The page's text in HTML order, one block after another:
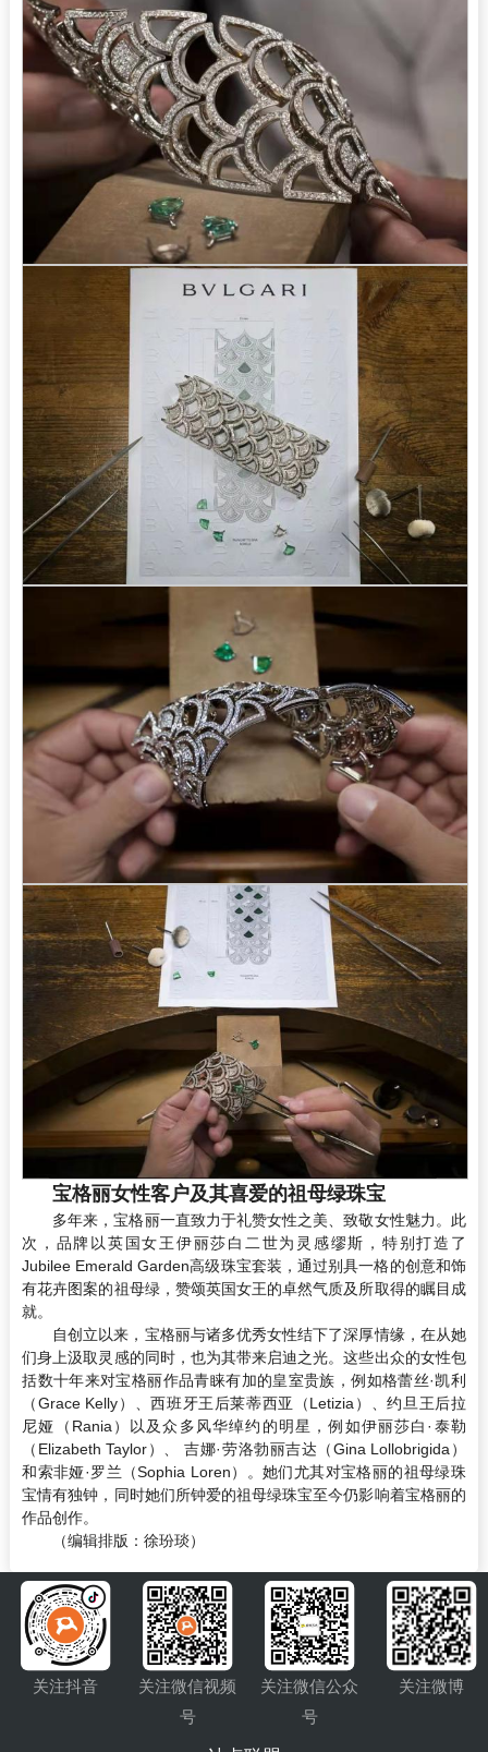
宝格丽女性客户及其喜爱的祖母绿珠宝
多年来，宝格丽一直致力于礼赞女性之美、致敬女性魅力。此
次，品牌以英国女王伊丽莎白二世为灵感缪斯，特别打造了
Jubilee Emerald Garden高级珠宝套装，通过别具一格的创意和饰
有花卉图案的祖母绿，赞颂英国女王的卓然气质及所取得的瞩目成
就。
自创立以来，宝格丽与诸多优秀女性结下了深厚情缘，在从她
们身上汲取灵感的同时，也为其带来启迪之光。这些出众的女性包
括数十年来对宝格丽作品青睐有加的皇室贵族，例如格蕾丝·凯利
（Grace Kelly）、西班牙王后莱蒂西亚（Letizia）、约旦王后拉
尼娅（Rania）以及众多风华绰约的明星，例如伊丽莎白·泰勒
（Elizabeth Taylor）、 吉娜·劳洛勃丽吉达（Gina Lollobrigida）
和索非娅·罗兰（Sophia Loren）。她们尤其对宝格丽的祖母绿珠
宝情有独钟，同时她们所钟爱的祖母绿珠宝至今仍影响着宝格丽的
作品创作。
（编辑排版：徐玢琰）
关注抖音
关注微信视频
号
关注微信公众
号
关注微博